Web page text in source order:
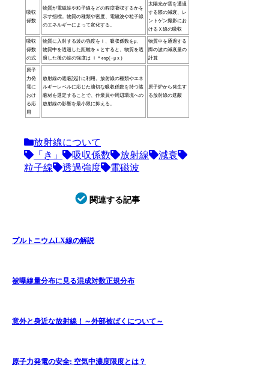
吸収
係数
物質が電磁波や粒子線をどの程度吸収するかを
示す指標。物質の種類や密度、電磁波や粒子線
のエネルギーによって変化する。
太陽光が雲を通過
する際の減衰、レ
ントゲン撮影にお
けるＸ線の吸収
吸収
係数
の式
物質に入射する波の強度をＩ、吸収係数をμ、
物質中を透過した距離をｘとすると、物質を透
過した後の波の強度は Ｉ＊exp(−μｘ)
物質中を通過する
際の波の減衰量の
計算
原子
力発
電に
おけ
る応
用
放射線の遮蔽設計に利用。放射線の種類やエネ
ルギーレベルに応じた適切な吸収係数を持つ遮
蔽材を選定することで、作業員や周辺環境への
放射線の影響を最小限に抑える。
原子炉から発生す
る放射線の遮蔽
放射線について
「き」
吸収係数 放射線
減衰
粒子線
透過強度 電磁波
関連する記事
プルトニウムLX線の解説
被曝線量分布に見る混成対数正規分布
意外と身近な放射線！～外部被ばくについて～
原子力発電の安全: 空気中濃度限度とは？